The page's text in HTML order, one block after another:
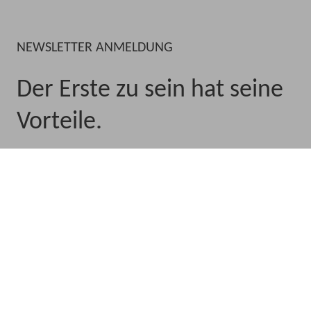
NEWSLETTER ANMELDUNG
Der Erste zu sein hat seine
Vorteile.